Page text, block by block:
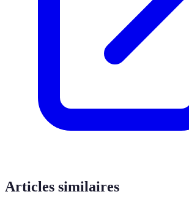
Articles similaires